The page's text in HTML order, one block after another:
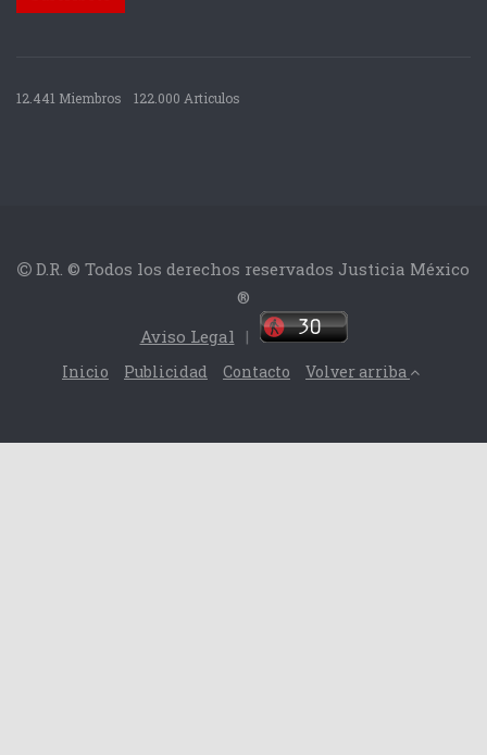
12.441 Miembros 122.000 Articulos
D.R. © Todos los derechos reservados Justicia México
®
Aviso Legal |
Inicio Publicidad Contacto Volver arriba